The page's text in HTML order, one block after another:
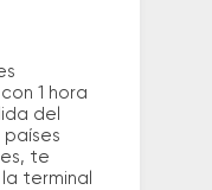
1 hora
del
países
te
terminal